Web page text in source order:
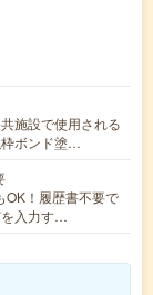
施設で使用される
枠ボンド塗…
！履歴書不要で
入力す…